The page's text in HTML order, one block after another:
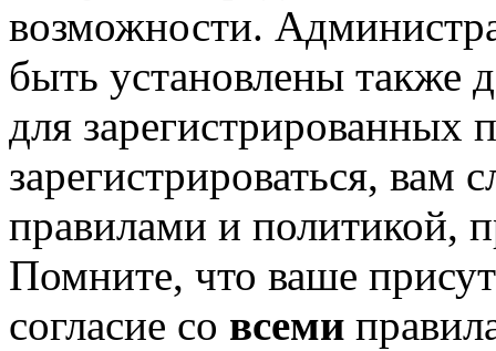
возможности.
быть установлены также
для зарегистрированных
зарегистрироваться, вам
правилами и политикой,
Помните, что ваше
согласие со всеми